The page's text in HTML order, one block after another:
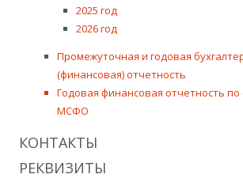
2025 год
2026 год
Промежуточная и годовая
(финансовая) отчетность
Годовая финансовая отчетность
МСФО
КОНТАКТЫ
РЕКВИЗИТЫ